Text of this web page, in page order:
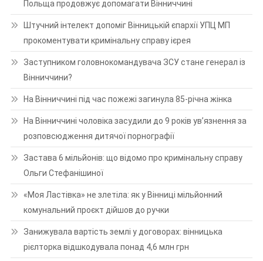
Польща продовжує допомагати Вінниччині
Штучний інтелект допоміг Вінницькій єпархії УПЦ МП
прокоментувати кримінальну справу ієрея
Заступником головнокомандувача ЗСУ стане генерал із
Вінниччини?
На Вінниччині під час пожежі загинула 85-річна жінка
На Вінниччині чоловіка засудили до 9 років ув’язнення за
розповсюдження дитячої порнографії
Застава 6 мільйонів: що відомо про кримінальну справу
Ольги Стефанішиної
«Моя Ластівка» не злетіла: як у Вінниці мільйонний
комунальний проєкт дійшов до ручки
Занижувала вартість землі у договорах: вінницька
рієлторка відшкодувала понад 4,6 млн грн